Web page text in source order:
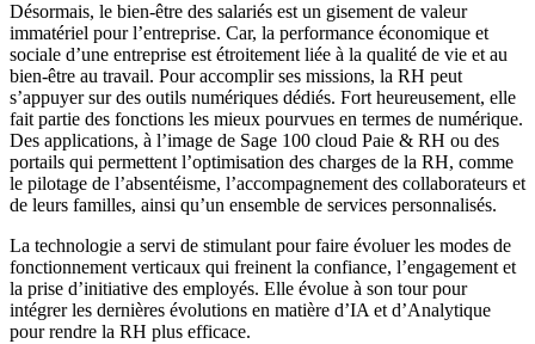
Désormais, le bien-être des salariés est un gisement de valeur
immatériel pour l’entreprise. Car, la performance économique et
sociale d’une entreprise est étroitement liée à la qualité de vie et au
bien-être au travail. Pour accomplir ses missions, la RH peut
s’appuyer sur des outils numériques dédiés. Fort heureusement, elle
fait partie des fonctions les mieux pourvues en termes de numérique.
Des applications, à l’image de Sage 100 cloud Paie & RH ou des
portails qui permettent l’optimisation des charges de la RH, comme
le pilotage de l’absentéisme, l’accompagnement des collaborateurs et
de leurs familles, ainsi qu’un ensemble de services personnalisés.
La technologie a servi de stimulant pour faire évoluer les modes de
fonctionnement verticaux qui freinent la confiance, l’engagement et
la prise d’initiative des employés. Elle évolue à son tour pour
intégrer les dernières évolutions en matière d’IA et d’Analytique
pour rendre la RH plus efficace.